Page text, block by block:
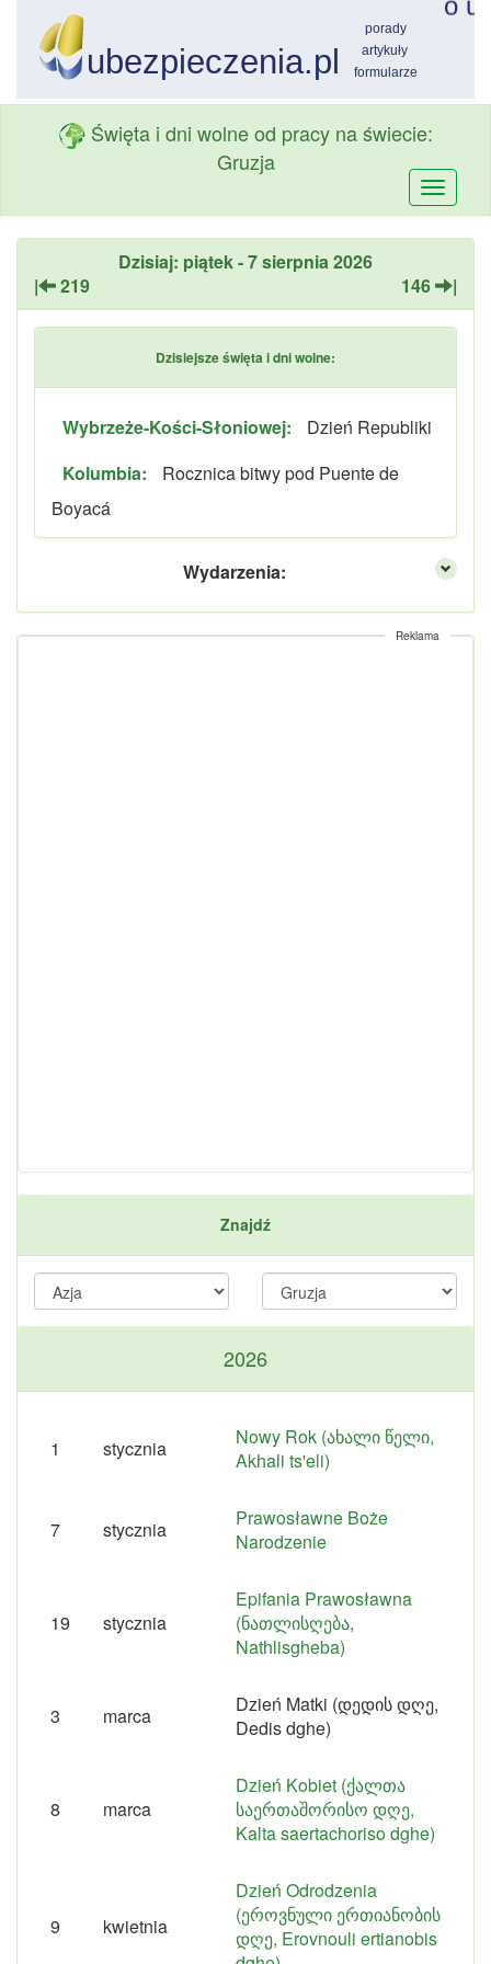
Święta i dni wolne od pracy na świecie:
Gruzja
Dzisiaj: piątek - 7 sierpnia 2026
|
219 146 |
Dzisiejsze święta i dni wolne:
Wybrzeże-Kości-Słoniowej:
Dzień Republiki
Kolumbia:
Rocznica bitwy pod Puente de
Boyacá
Wydarzenia:
Reklama
Znajdź
2026
1 stycznia
Nowy Rok (ახალი წელი,
Akhali ts'eli)
7 stycznia
Prawosławne Boże
Narodzenie
19 stycznia
Epifania Prawosławna
(ნათლისღება,
Nathlisgheba)
3 marca
Dzień Matki (დედის დღე,
Dedis dghe)
8 marca
Dzień Kobiet (ქალთა
საერთაშორისო დღე,
Kalta saertachoriso dghe)
9 kwietnia
Dzień Odrodzenia
(ეროვნული ერთიანობის
დღე, Erovnouli ertianobis